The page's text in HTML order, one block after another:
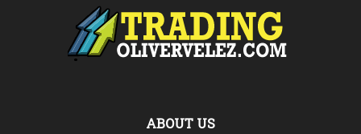
ABOUT US